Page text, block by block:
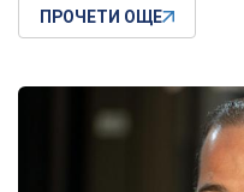
ПРОЧЕТИ ОЩЕ